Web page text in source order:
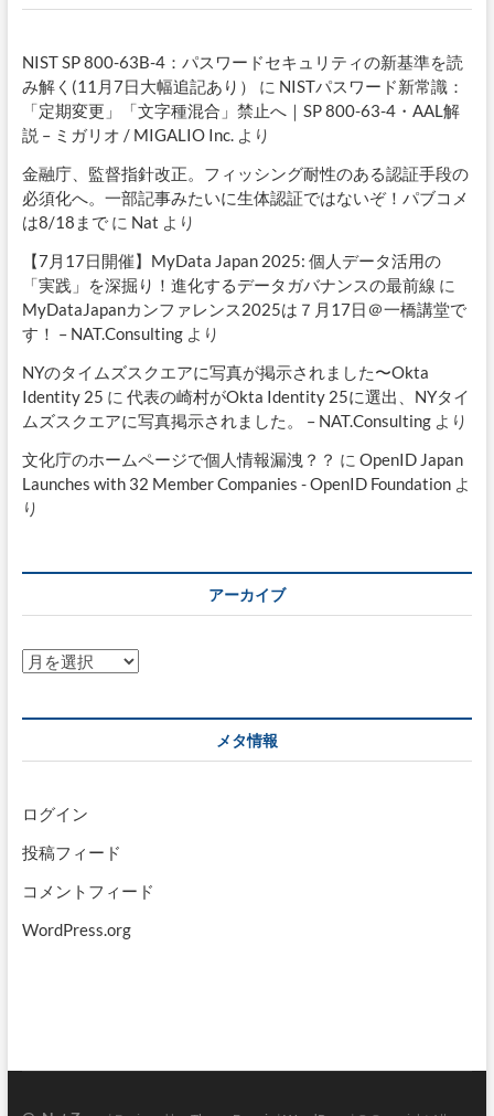
NIST SP 800-63B-4：パスワードセキュリティの新基準を読
み解く(11月7日大幅追記あり）
に NISTパスワード新常識：
「定期変更」「文字種混合」禁止へ｜SP 800-63-4・AAL解
説 – ミガリオ / MIGALIO Inc.より
金融庁、監督指針改正。フィッシング耐性のある認証手段の
必須化へ。一部記事みたいに生体認証ではないぞ！パブコメ
は8/18までに Nat より
【7月17日開催】MyData Japan 2025: 個人データ活用の
「実践」を深掘り！進化するデータガバナンスの最前線 に
MyDataJapanカンファレンス2025は７月17日＠一橋講堂で
す！ – NAT.Consultingより
NYのタイムズスクエアに写真が掲示されました〜Okta
Identity 25 に 代表の崎村がOkta Identity 25に選出、NYタイ
ムズスクエアに写真掲示されました。 – NAT.Consultingより
文化庁のホームページで個人情報漏洩？？ に OpenID Japan
Launches with 32 Member Companies - OpenID Foundationよ
り
アーカイブ
ア
ブ
メタ情報
ログイン
投稿フィード
コメントフィード
WordPress.org